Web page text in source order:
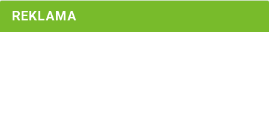
REKLAMA